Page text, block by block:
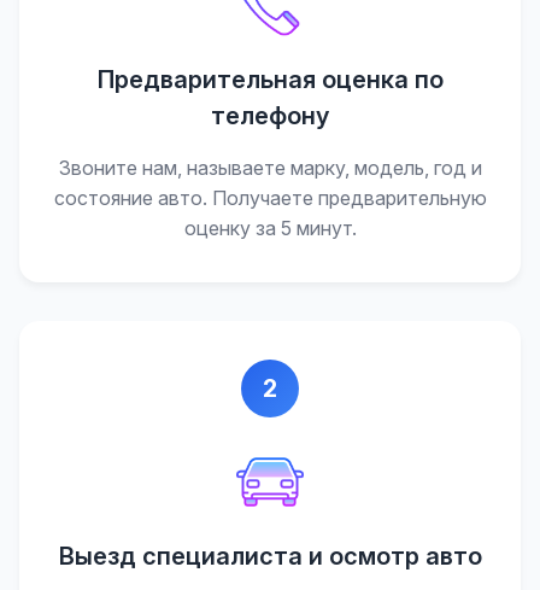
Предварительная оценка по
телефону
Звоните нам, называете марку, модель, год и
состояние авто. Получаете предварительную
оценку за 5 минут.
2
Выезд специалиста и осмотр авто